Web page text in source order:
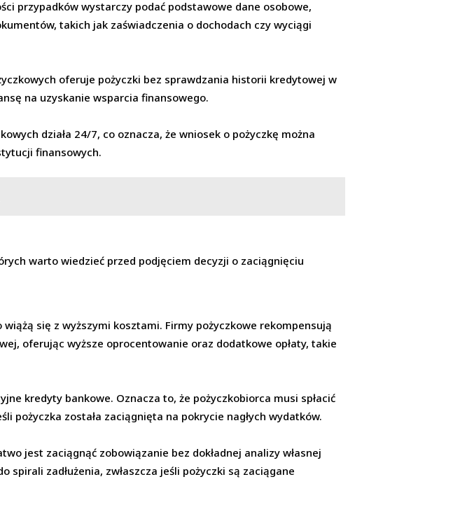
przypadków wystarczy podać podstawowe dane osobowe,
takich jak zaświadczenia o dochodach czy wyciągi
oferuje pożyczki bez sprawdzania historii kredytowej w
na uzyskanie wsparcia finansowego.
działa 24/7, co oznacza, że wniosek o pożyczkę można
finansowych.
warto wiedzieć przed podjęciem decyzji o zaciągnięciu
się z wyższymi kosztami. Firmy pożyczkowe rekompensują
oferując wyższe oprocentowanie oraz dodatkowe opłaty, takie
kredyty bankowe. Oznacza to, że pożyczkobiorca musi spłacić
pożyczka została zaciągnięta na pokrycie nagłych wydatków.
jest zaciągnąć zobowiązanie bez dokładnej analizy własnej
zadłużenia, zwłaszcza jeśli pożyczki są zaciągane